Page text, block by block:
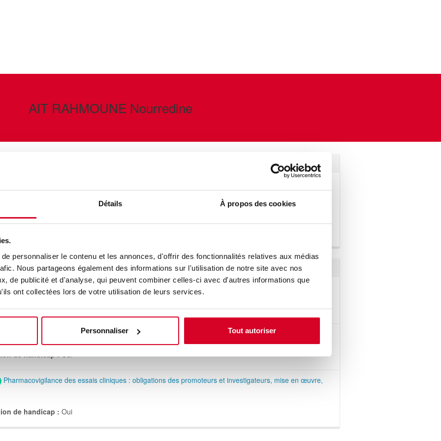
Détails À propos des cookies
personnaliser le contenu et les annonces, d'offrir des fonctionnalités relatives aux médias
Nous partageons également des informations sur l'utilisation de notre site avec nos
de publicité et d'analyse, qui peuvent combiner celles-ci avec d'autres informations que
ont collectées lors de votre utilisation de leurs services.
Personnaliser Tout autoriser
AIT RAHMOUNE Nourredine
et d’un Master 2 en méthodologie et biostatistique (Paris XI). Il capitalise plus de vingt
clinique (notamment en oncologie) acquises dans différents métiers de la recherche :
d’un portefeuille de projets dans les différentes phases, affaires réglementaires et
CTIS : maîtriser le règlement (UE) 536/2014 et réaliser un dépôt d’essai clinique
de handicap :Oui
Auditer un site investigateur et une CRO : méthode, check-lists et suivi d’audit (essais cliniques)
de handicap :Oui
Pharmacovigilance des essais cliniques : obligations des promoteurs et investigateurs, mise en œuvre,
de handicap : Oui